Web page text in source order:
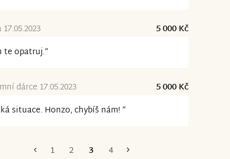
5 000 Kč
te opatruj.“
dárce 17.05.2023
5 000 Kč
situace. Honzo, chybíš nám! “
1 2 3 4